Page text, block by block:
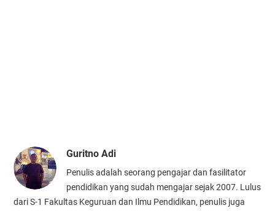
Guritno Adi
Penulis adalah seorang pengajar dan fasilitator
pendidikan yang sudah mengajar sejak 2007. Lulus
dari S-1 Fakultas Keguruan dan Ilmu Pendidikan, penulis juga